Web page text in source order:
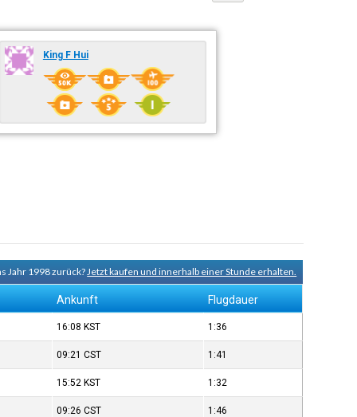
King F Hui
Jahr 1998 zurück?Jetzt kaufen und innerhalb einer Stunde erhalten.
Ankunft Flugdauer
16:08 KST 1:36
09:21CST 1:41
15:52 KST 1:32
09:26CST 1:46